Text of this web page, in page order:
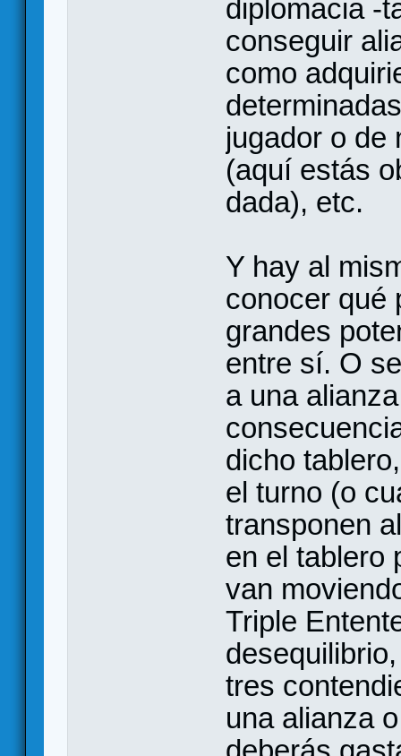
diplomacia -
conseguir
como
jugador o de
(aquí estás
dada), etc.
Y hay al
conocer qué
grandes
entre sí. O
a una
dicho
el turno (o
transponen
en el tablero
van
Triple
tres
una alianza